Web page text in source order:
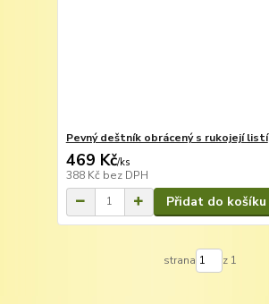
Pevný deštník obrácený s rukojejí listí
469 Kč/ks
388 Kč bez DPH
Přidat do košíku
strana z 1